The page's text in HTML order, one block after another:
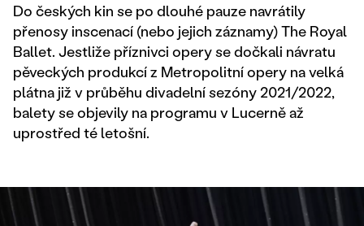
Do českých kin se po dlouhé pauze navrátily
přenosy inscenací (nebo jejich záznamy) The Royal
Ballet. Jestliže příznivci opery se dočkali návratu
pěveckých produkcí z Metropolitní opery na velká
plátna již v průběhu divadelní sezóny 2021/2022,
balety se objevily na programu v Lucerně až
uprostřed té letošní.